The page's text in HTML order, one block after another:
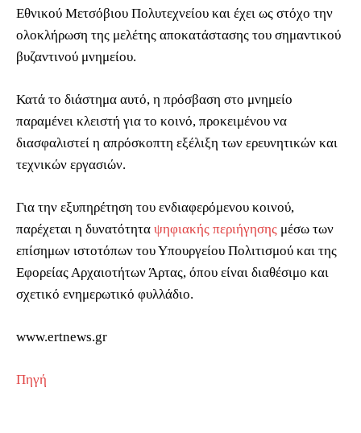
Εθνικού Μετσόβιου Πολυτεχνείου και έχει ως στόχο την
ολοκλήρωση της μελέτης αποκατάστασης του σημαντικού
βυζαντινού μνημείου.
Κατά το διάστημα αυτό, η πρόσβαση στο μνημείο
παραμένει κλειστή για το κοινό, προκειμένου να
διασφαλιστεί η απρόσκοπτη εξέλιξη των ερευνητικών και
τεχνικών εργασιών.
Για την εξυπηρέτηση του ενδιαφερόμενου κοινού,
παρέχεται η δυνατότητα ψηφιακής περιήγησης μέσω των
επίσημων ιστοτόπων του Υπουργείου Πολιτισμού και της
Εφορείας Αρχαιοτήτων Άρτας, όπου είναι διαθέσιμο και
σχετικό ενημερωτικό φυλλάδιο.
www.ertnews.gr
Πηγή